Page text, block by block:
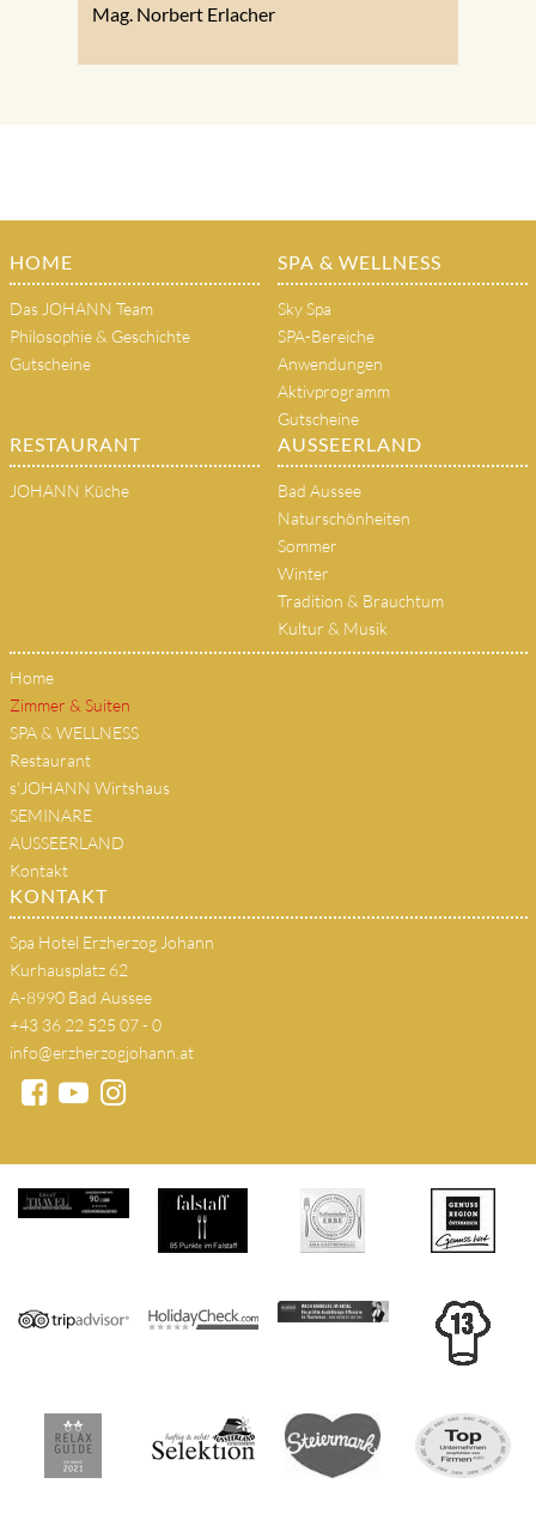
Mag. Norbert Erlacher
HOME
Das JOHANN Team
Philosophie & Geschichte
Gutscheine
SPA & WELLNESS
Sky Spa
SPA-Bereiche
Anwendungen
Aktivprogramm
Gutscheine
RESTAURANT
JOHANN Küche
AUSSEERLAND
Bad Aussee
Naturschönheiten
Sommer
Winter
Tradition & Brauchtum
Kultur & Musik
Home
Zimmer & Suiten
SPA & WELLNESS
Restaurant
s'JOHANN Wirtshaus
SEMINARE
AUSSEERLAND
Kontakt
KONTAKT
Spa Hotel Erzherzog Johann
Kurhausplatz 62
A-8990 Bad Aussee
+43 36 22 525 07 - 0
info@erzherzogjohann.at